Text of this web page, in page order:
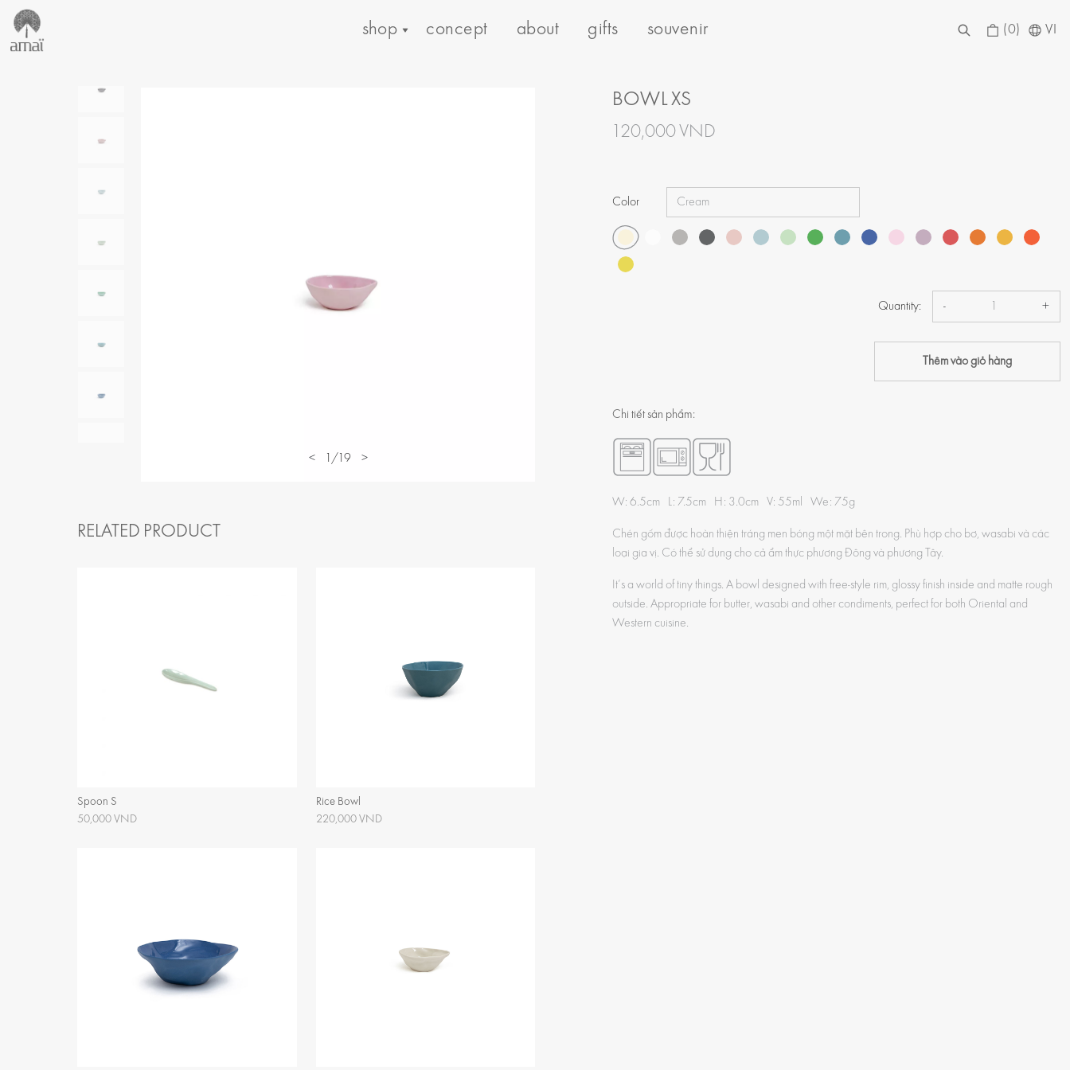
shop concept about gifts souvenir (0) VI
< 1/19 >
BOWL XS
120,000 VND
Color
Quantity: - +
Thêm vào giỏ hàng
Chi tiết sản phẩm:
W: 6.5cm L: 7.5cm H: 3.0cm V: 55ml We: 75g
Chén gốm được hoàn thiện tráng men bóng một mặt bên trong. Phù hợp cho bơ, wasabi và các
loại gia vị. Có thể sử dụng cho cả ẩm thực phương Đông và phương Tây.
It’s a world of tiny things. A bowl designed with free-style rim, glossy finish inside and matte rough
outside. Appropriate for butter, wasabi and other condiments, perfect for both Oriental and
Western cuisine.
RELATED PRODUCT
Spoon S
50,000 VND
Rice Bowl
220,000 VND